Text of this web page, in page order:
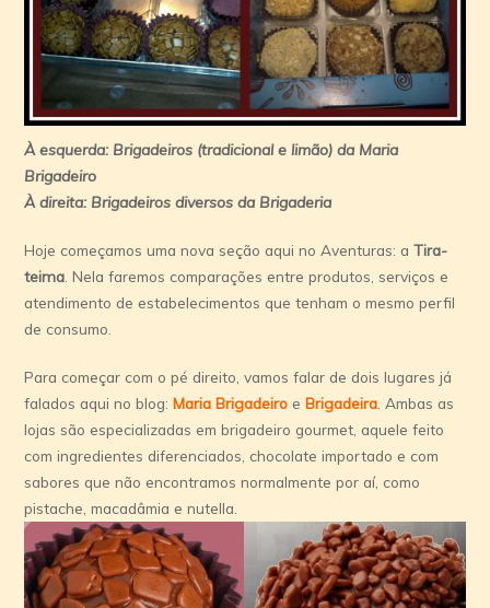
À esquerda: Brigadeiros (tradicional e limão) da Maria
Brigadeiro
À direita: Brigadeiros diversos da Brigaderia
Hoje começamos uma nova seção aqui no Aventuras: aTira-
teima. Nela faremos comparações entre produtos, serviços e
atendimento de estabelecimentos que tenham o mesmo perfil
de consumo.
Para começar com o pé direito, vamos falar de dois lugares já
falados aqui no blog: Maria Brigadeiro e Brigadeira. Ambas as
lojas são especializadas em brigadeiro gourmet, aquele feito
com ingredientes diferenciados, chocolate importado e com
sabores que não encontramos normalmente por aí, como
pistache, macadâmia e nutella.